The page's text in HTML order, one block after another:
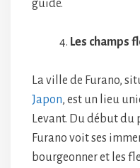
guide.
Les champs
La ville de Furano,
Japon, est un lieu
Levant. Du début du
Furano voit ses
bourgeonner et les